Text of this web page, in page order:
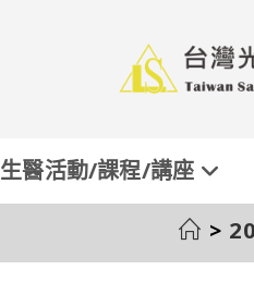
生醫活動/課程/講座
>